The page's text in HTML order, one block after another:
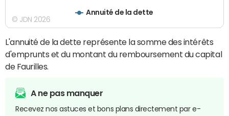
Annuité de la dette
© JDN 2026
L'annuité de la dette représente la somme des intérêts
d'emprunts et du montant du remboursement du capital
de Faurilles.
A ne pas manquer
Recevez nos astuces et bons plans directement par e-